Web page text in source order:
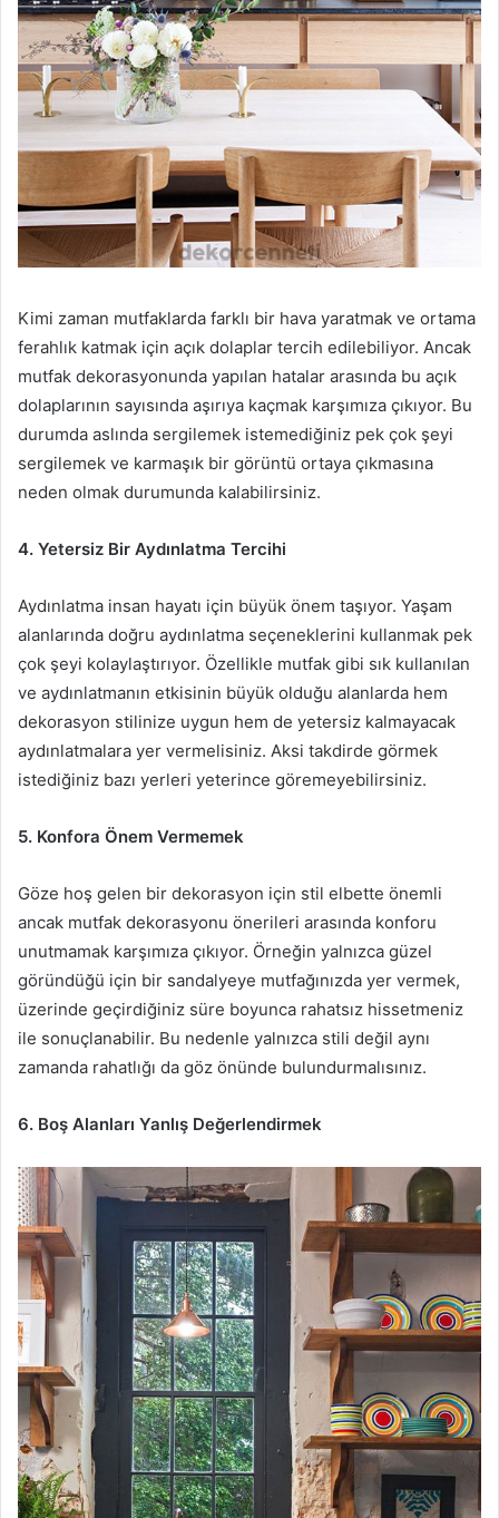
Kimi zaman mutfaklarda farklı bir hava yaratmak ve ortama
ferahlık katmak için açık dolaplar tercih edilebiliyor. Ancak
mutfak dekorasyonunda yapılan hatalar arasında bu açık
dolaplarının sayısında aşırıya kaçmak karşımıza çıkıyor. Bu
durumda aslında sergilemek istemediğiniz pek çok şeyi
sergilemek ve karmaşık bir görüntü ortaya çıkmasına
neden olmak durumunda kalabilirsiniz.
4. Yetersiz Bir Aydınlatma Tercihi
Aydınlatma insan hayatı için büyük önem taşıyor. Yaşam
alanlarında doğru aydınlatma seçeneklerini kullanmak pek
çok şeyi kolaylaştırıyor. Özellikle mutfak gibi sık kullanılan
ve aydınlatmanın etkisinin büyük olduğu alanlarda hem
dekorasyon stilinize uygun hem de yetersiz kalmayacak
aydınlatmalara yer vermelisiniz. Aksi takdirde görmek
istediğiniz bazı yerleri yeterince göremeyebilirsiniz.
5. Konfora Önem Vermemek
Göze hoş gelen bir dekorasyon için stil elbette önemli
ancak mutfak dekorasyonu önerileri arasında konforu
unutmamak karşımıza çıkıyor. Örneğin yalnızca güzel
göründüğü için bir sandalyeye mutfağınızda yer vermek,
üzerinde geçirdiğiniz süre boyunca rahatsız hissetmeniz
ile sonuçlanabilir. Bu nedenle yalnızca stili değil aynı
zamanda rahatlığı da göz önünde bulundurmalısınız.
6. Boş Alanları Yanlış Değerlendirmek